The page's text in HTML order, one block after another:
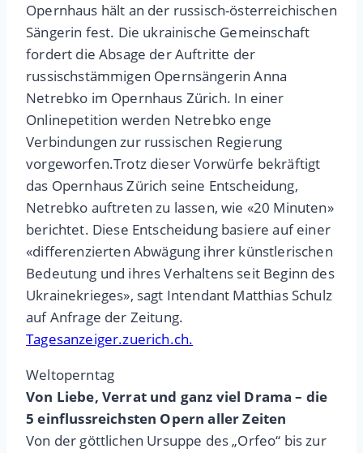
Opernhaus hält an der russisch-österreichischen
Sängerin fest. Die ukrainische Gemeinschaft
fordert die Absage der Auftritte der
russischstämmigen Opernsängerin Anna
Netrebko im Opernhaus Zürich. In einer
Onlinepetition werden Netrebko enge
Verbindungen zur russischen Regierung
vorgeworfen.Trotz dieser Vorwürfe bekräftigt
das Opernhaus Zürich seine Entscheidung,
Netrebko auftreten zu lassen, wie «20 Minuten»
berichtet. Diese Entscheidung basiere auf einer
«differenzierten Abwägung ihrer künstlerischen
Bedeutung und ihres Verhaltens seit Beginn des
Ukrainekrieges», sagt Intendant Matthias Schulz
auf Anfrage der Zeitung.
Tagesanzeiger.zuerich.ch.
Weltoperntag
Von Liebe, Verrat und ganz viel Drama – die
5 einflussreichsten Opern aller Zeiten
Von der göttlichen Ursuppe des „Orfeo“ bis zur